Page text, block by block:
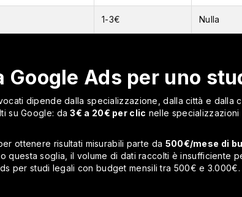
1-3€ Nulla
Google Ads per uno
dipende dalla specializzazione, dalla città e dalla
su Google: da3€ a 20€ per clic nelle
ottenere risultati misurabili parte da 500€/mese di
questa soglia, il volume di dati raccolti è insufficiente
per studi legali con budget mensili tra 500€ e 3.000€.